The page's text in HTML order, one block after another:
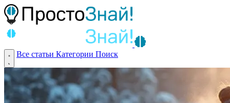
Все статьи Категории Поиск